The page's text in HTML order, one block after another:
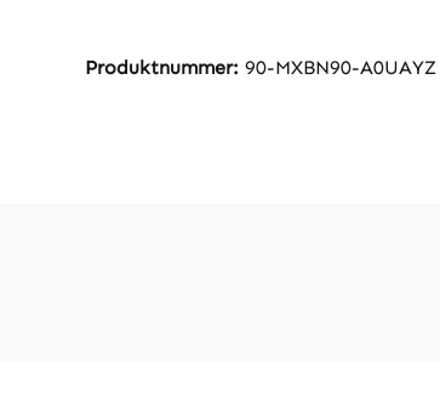
Produktnummer: 90-MXBN90-A0UAYZ